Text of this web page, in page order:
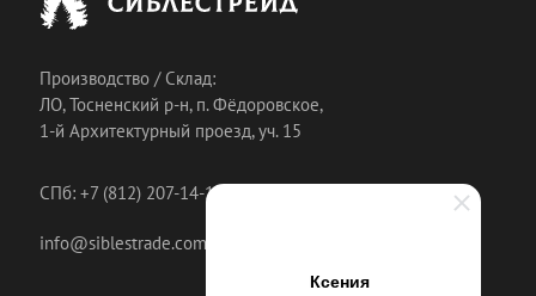
Ксения
Производство / Склад:
ЛО, Тосненский р-н, п. Фёдоровское,
1-й Архитектурный проезд, уч. 15
СПб: +7 (812) 207-14-18
info@siblestrade.com